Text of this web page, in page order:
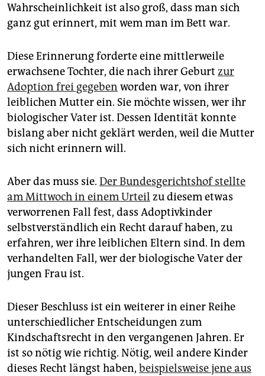
epaper login
Wahrscheinlichkeit ist also groß, dass man sich
ganz gut erinnert, mit wem man im Bett war.
Diese Erinnerung forderte eine mittlerweile
erwachsene Tochter, die nach ihrer Geburt zur
Adoption frei gegeben worden war, von ihrer
leiblichen Mutter ein. Sie möchte wissen, wer ihr
biologischer Vater ist. Dessen Identität konnte
bislang aber nicht geklärt werden, weil die Mutter
sich nicht erinnern will.
Aber das muss sie. Der Bundesgerichtshof stellte
am Mittwoch in einem Urteil zu diesem etwas
verworrenen Fall fest, dass Adoptivkinder
selbstverständlich ein Recht darauf haben, zu
erfahren, wer ihre leiblichen Eltern sind. In dem
verhandelten Fall, wer der biologische Vater der
jungen Frau ist.
Dieser Beschluss ist ein weiterer in einer Reihe
unterschiedlicher Entscheidungen zum
Kindschaftsrecht in den vergangenen Jahren. Er
ist so nötig wie richtig. Nötig, weil andere Kinder
dieses Recht längst haben, beispielsweise jene aus